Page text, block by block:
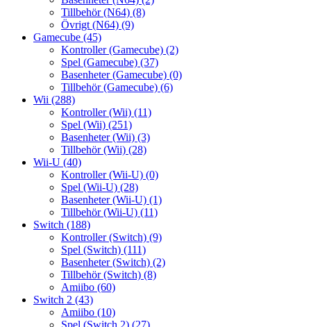
Tillbehör (N64) (8)
Övrigt (N64) (9)
Gamecube (45)
Kontroller (Gamecube) (2)
Spel (Gamecube) (37)
Basenheter (Gamecube) (0)
Tillbehör (Gamecube) (6)
Wii (288)
Kontroller (Wii) (11)
Spel (Wii) (251)
Basenheter (Wii) (3)
Tillbehör (Wii) (28)
Wii-U (40)
Kontroller (Wii-U) (0)
Spel (Wii-U) (28)
Basenheter (Wii-U) (1)
Tillbehör (Wii-U) (11)
Switch (188)
Kontroller (Switch) (9)
Spel (Switch) (111)
Basenheter (Switch) (2)
Tillbehör (Switch) (8)
Amiibo (60)
Switch 2 (43)
Amiibo (10)